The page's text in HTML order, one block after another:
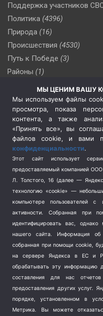
Поддержка участников
Политика (4396)
Природа (16)
Происшествия (4530)
Путь к Победе (3)
Районы (1)
(510)
Сельское хозяйство (3)
Социальная политика
(3)
Спецоперация в Украине
Спецоперация на Украине
Спорт (740)
Терроризм (1)
Транспорт (262)
Туризм (178)
Флот (76)
Школа и спорт (2)
Экология (8)
Экономика (1172)
МЫ ЦЕНИМ ВАШУ
Мы используем файлы
просмотра, показа
контента, а также
«Принять все», вы
файлов cookie, и вами
конфиденциальности.
Этот сайт использует
предоставляемый компанией
Л. Толстого, 16 (далее —
технологию «cookie» —
компьютере пользователей с
активности.
Собранная при
идентифицировать вас,
нашего сайта. Информация об
собранная при помощи cookie,
на сервере Яндекса в ЕС и
обрабатывать эту информацию
составления для нас
предоставления других услуг.
порядке, установленном в
Метрика.
Вы можете